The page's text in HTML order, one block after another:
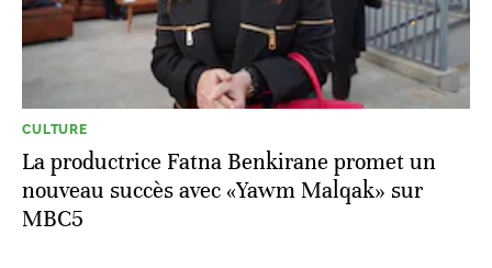
CULTURE
La productrice Fatna Benkirane promet un
nouveau succès avec «Yawm Malqak» sur
MBC5